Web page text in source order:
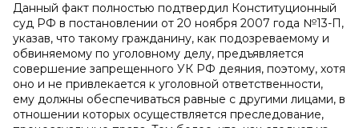
Данный факт полностью подтвердил Конституционный
суд РФ в постановлении от 20 ноября 2007 года №13-П,
указав, что такому гражданину, как подозреваемому и
обвиняемому по уголовному делу, предъявляется
совершение запрещенного УК РФ деяния, поэтому, хотя
оно и не привлекается к уголовной ответственности,
ему должны обеспечиваться равные с другими лицами, в
отношении которых осуществляется преследование,